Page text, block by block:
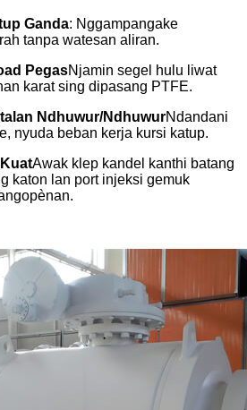
Ganda: Nggampangake
tanpa watesan aliran.
PegasNjamin segel hulu liwat
karat sing dipasang PTFE.
Ndhuwur/NdhuwurNdandani
nyuda beban kerja kursi katup.
Awak klep kandel kanthi batang
katon lan port injeksi gemuk